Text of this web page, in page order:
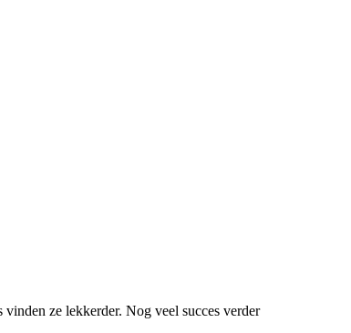
ze lekkerder. Nog veel succes verder